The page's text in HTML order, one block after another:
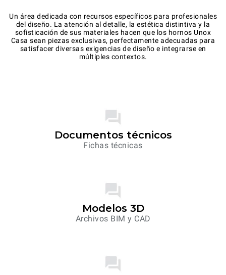
Un área dedicada con recursos específicos para profesionales
del diseño. La atención al detalle, la estética distintiva y la
sofisticación de sus materiales hacen que los hornos Unox
Casa sean piezas exclusivas, perfectamente adecuadas para
satisfacer diversas exigencias de diseño e integrarse en
múltiples contextos.
Documentos técnicos
Fichas técnicas
Modelos 3D
Archivos BIM y CAD